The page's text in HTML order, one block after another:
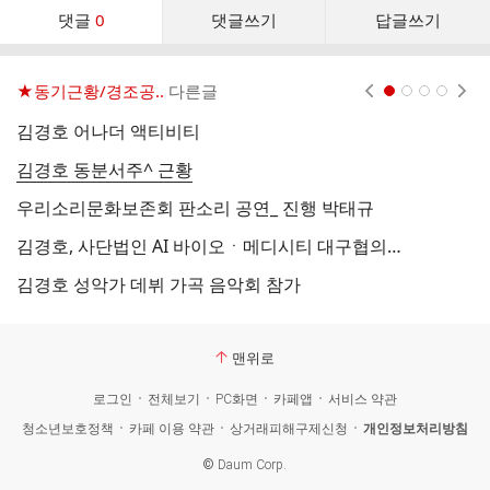
댓글 0 댓글쓰기 답글쓰기
댓
★동기근황/경조공.. 다른글
김경호 어나더 액티비티
김경호 동분서주^ 근황
우리소리문화보존회 판소리 공연_ 진행 박태규
김경호, 사단법인 AI 바이오ㆍ메디시티 대구협의회 감사 선임
김경호 성악가 데뷔 가곡 음악회 참가
맨위로
로그인 전체보기 PC화면 카페앱
서비스 약관
청소년보호정책
카페 이용 약관 상거래피해구제신청 개인정보처리방침
© Daum Corp.